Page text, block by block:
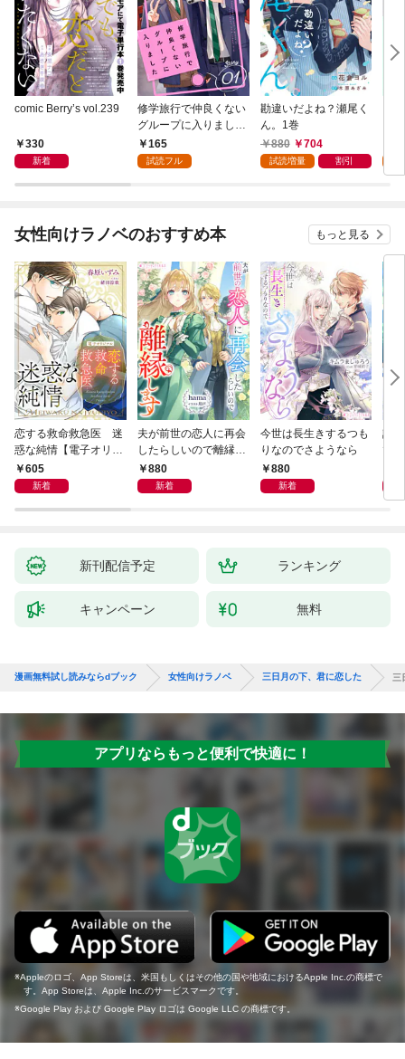
comic Berry’s vol.239
330
新着
修学旅行で仲良くない
グループに入りました
【単話版】1巻
165
試読フル
勘違いだよね？瀬尾く
ん。1巻
880
704
試読増量 割引
女性向けラノベのおすすめ本 もっと見る
恋する救命救急医 迷
惑な純情【電子オリジ
ナル】
605
新着
夫が前世の恋人に再会
したらしいので離縁し
ます880
新着
今世は長生きするつも
りなのでさようなら
880
新着
話
で
新刊配信予定 ランキング
キャンペーン 無料
漫画無料試し読みならdブック 女性向けラノベ 三日月の下、君に恋した 三
アプリならもっと便利で快適に！
Appleのロゴ、App Storeは、米国もしくはその他の国や地域におけるApple Inc.の商標で
す。App Storeは、Apple Inc.のサービスマークです。
Google Play および Google Play ロゴは Google LLC の商標です。